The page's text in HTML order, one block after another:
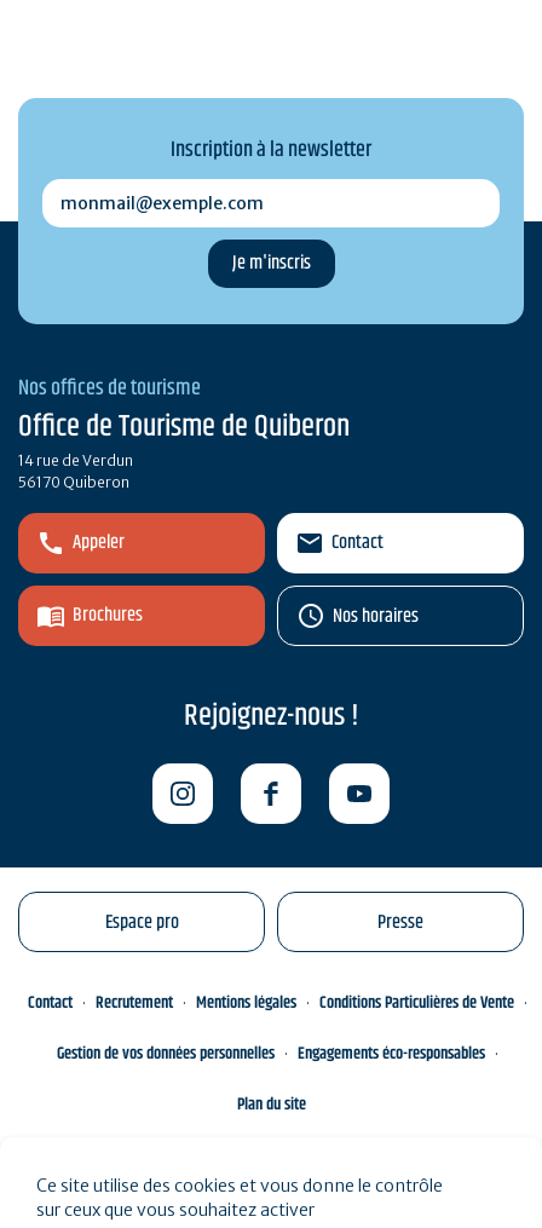
Inscription à la newsletter
monmail@exemple.com
Nos offices de tourisme
Office de Tourisme de Quiberon
14 rue de Verdun
56170 Quiberon
Appeler
Brochures
Contact
Nos horaires
Rejoignez-nous !
Espace pro Presse
Contact Recrutement Mentions légales
Conditions Particulières de Vente
Gestion de vos données personnelles
Engagements éco-responsables
Plan du site
Ce site utilise des cookies et vous donne le contrôle
sur ceux que vous souhaitez activer